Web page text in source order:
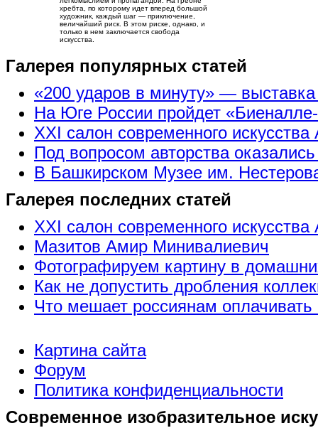
хребта, по которому идет вперед большой
художник, каждый шаг — приключение,
величайший риск. В этом риске, однако, и
только в нем заключается свобода
искусства.
Галерея популярных статей
«200 ударов в минуту» —
На Юге России пройдет
XXI салон современного искусства
Под вопросом авторства
В Башкирском Музее им.
Галерея последних статей
XXI салон современного искусства
Мазитов Амир Минивалиевич
Фотографируем картину в
Как не допустить дробления
Что мешает россиянам
Картина сайта
Форум
Политика конфиденциальности
Современное изобразительное